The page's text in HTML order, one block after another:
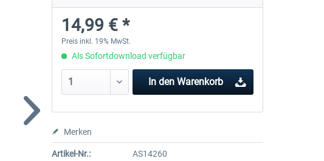
14,99 € *
Preis inkl. 19% MwSt.
Als Sofortdownload verfügbar
In den Warenkorb
Merken
Artikel-Nr.:
AS14260